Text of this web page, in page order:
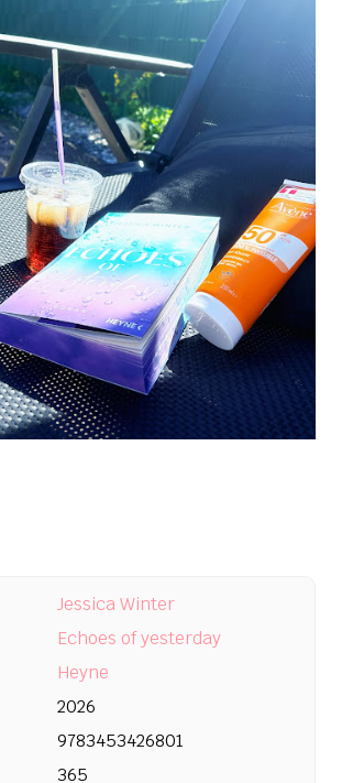
Jessica Winter
Echoes of yesterday
Heyne
2026
9783453426801
365